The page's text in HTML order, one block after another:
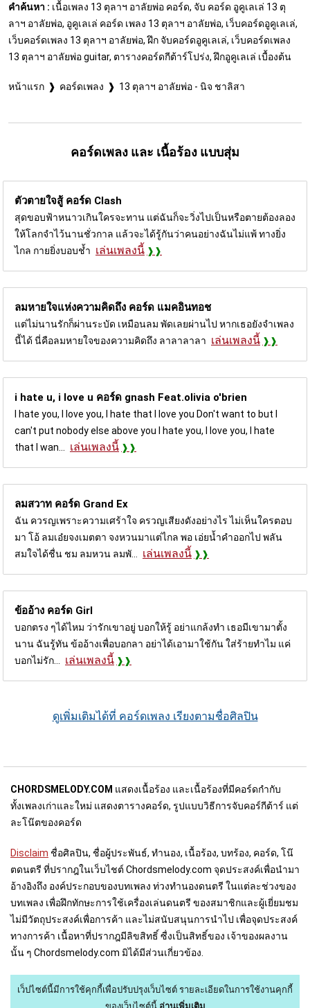
คำค้นหา : เนื้อเพลง 13 ตุลาฯ อาลัยพ่อ คอร์ด, จับ คอร์ด อูคูเลเล่ 13 ตุ
ลาฯ อาลัยพ่อ, อูคูเลเล่ คอร์ด เพลง 13 ตุลาฯ อาลัยพ่อ, เว็บคอร์ดอูคูเลเล่,
เว็บคอร์ดเพลง 13 ตุลาฯ อาลัยพ่อ, ฝึก จับคอร์ดอูคูเลเล่, เว็บคอร์ดเพลง
13 ตุลาฯ อาลัยพ่อ guitar, ตารางคอร์ดกีต้าร์โปร่ง, ฝึกอูคูเลเล่ เบื้องต้น
หน้าแรก คอร์ดเพลง 13 ตุลาฯ อาลัยพ่อ - นิจ ชาลิสา
คอร์ดเพลง และ เนื้อร้อง แบบสุ่ม
ตัวตายใจสู้ คอร์ด Clash
สุดขอบฟ้าหนาวเกินใครจะทาน แต่ฉันก็จะวิ่งไปเป็นหรือตายต้องลอง
ให้โลกจำไว้นานชั่วกาล แล้วจะได้รู้กันว่าคนอย่างฉันไม่แพ้ ทางยิ่ง
ไกล กายยิ่งบอบช้ำ เล่นเพลงนี้
ลมหายใจแห่งความคิดถึง คอร์ด แมคอินทอช
แต่ไม่นานรักก็ผ่านระบัด เหมือนลม พัดเลยผ่านไป หากเธอยังจำเพลง
นี้ได้ นี่คือลมหายใจของความคิดถึง ลาลาลาลา เล่นเพลงนี้
i hate u, i love u คอร์ด gnash Feat.olivia o'brien
I hate you, I love you, I hate that I love you Don't want to but I
can't put nobody else above you I hate you, I love you, I hate
that I wan...
เล่นเพลงนี้
ลมสวาท คอร์ด Grand Ex
ฉัน ควรญเพราะความเศร้าใจ ครวญเสียงดังอย่างไร ไม่เห็นใครตอบ
มา โอ้ ลมเอ๋ยจงเมตตา จงหวนมาแต่ไกล พอ เอ่ยน้ำคำออกไป พลัน
สมใจได้ชื่น ชม ลมหวน ลมพั...
เล่นเพลงนี้
ข้ออ้าง คอร์ด Girl
บอกตรง ๆได้ไหม ว่ารักเขาอยู่ บอกให้รู้ อย่าแกล้งทำ เธอมีเขามาตั้ง
นาน ฉันรู้ทัน ข้ออ้างเพื่อบอกลา อย่าได้เอามาใช้กัน ใส่ร้ายทำไม แค่
บอกไม่รัก...
เล่นเพลงนี้
ดูเพิ่มเติมได้ที่ คอร์ดเพลง เรียงตามชื่อศิลปิน
CHORDSMELODY.COM แสดงเนื้อร้อง และเนื้อร้องที่มีคอร์ดกำกับ
ทั้งเพลงเก่าและใหม่ แสดงตารางคอร์ด, รูปแบบวิธีการจับคอร์กีต้าร์ แต่
ละโน๊ตของคอร์ด
Disclaim ชื่อศิลปิน, ชื่อผู้ประพันธ์, ทำนอง, เนื้อร้อง, บทร้อง, คอร์ด, โน๊
ตดนตรี ที่ปรากฎในเว็บไชต์ Chordsmelody.com จุดประสงค์เพื่อนำมา
อ้างอิงถึง องค์ประกอบของบทเพลง ท่วงทำนองดนตรี ในแต่ละช่วงของ
บทเพลง เพื่อฝึกทักษะการใช้เครื่องเล่นดนตรี ของสมาชิกและผู้เยี่ยมชม
ไม่มีวัตถุประสงค์เพื่อการค้า และไม่สนับสนุนการนำไป เพื่อจุดประสงค์
ทางการค้า เนื้อหาที่ปรากฎมีลิขสิทธิ์ ซื่งเป็นสิทธิ์ของ เจ้าของผลงาน
นั้น ๆ Chordsmelody.com มิได้มีส่วนเกี่ยวข้อง.
เว็ปไซต์นี้มีการใช้คุกกี้เพื่อปรับปรุงเว็บไซต์ รายละเอียดในการใช้งานคุกกี้